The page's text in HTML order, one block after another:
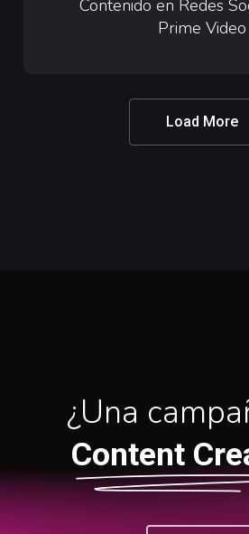
Redes
Contenido en Redes
Prime Video
Load More
¿Una
Content